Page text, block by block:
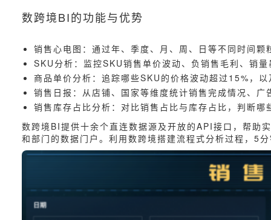
数跨境BI的功能与优势
销售心电图：通过年、季度、月、周、日等不同时间
SKU分析：监控SKU销售单价波动、负销售毛利、销
商品单价分析：追踪哪些SKU的价格波动超过15%，
销售日报：从店铺、国家等维度统计销售完成情况、
销售库存占比分析：对比销售占比与库存占比，判断
数跨境BI提供十余个直连数据源及开放的API接口，帮助
和部门的数据门户。利用数跨境搭建流程式分析过程，5